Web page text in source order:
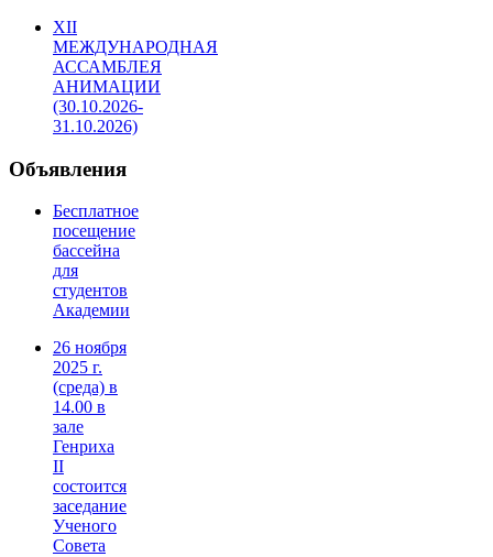
XII
МЕЖДУНАРОДНАЯ
АССАМБЛЕЯ
АНИМАЦИИ
(30.10.2026-
31.10.2026)
Объявления
Бесплатное
посещение
бассейна
для
студентов
Академии
26 ноября
2025 г.
(среда) в
14.00 в
зале
Генриха
II
состоится
заседание
Ученого
Совета